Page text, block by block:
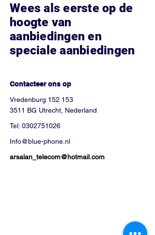
Wees als eerste op de
hoogte van
aanbiedingen en
speciale aanbiedingen
Contacteer ons op
Vredenburg 152 153
3511 BG Utrecht, Nederland
Tel: 0302751026
Info@blue-phone.nl
arsalan_telecom@hotmail.com